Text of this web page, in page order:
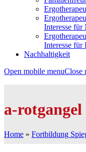
Interesse für
Interesse für
Nachhaltigkeit
Open mobile menuClose
a-rotgangel
Home » Fortbildung